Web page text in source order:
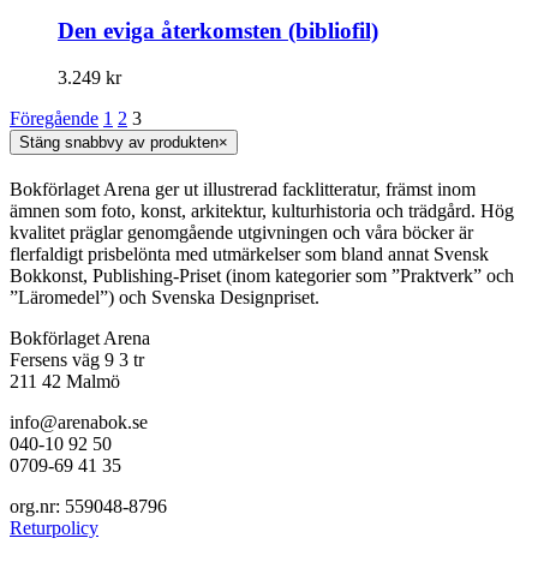
Den eviga återkomsten (bibliofil)
3.249 kr
Föregående 1 2 3
Stäng snabbvy av produkten×
Bokförlaget Arena ger ut illustrerad facklitteratur, främst inom
ämnen som foto, konst, arkitektur, kulturhistoria och trädgård. Hög
kvalitet präglar genomgående utgivningen och våra böcker är
flerfaldigt prisbelönta med utmärkelser som bland annat Svensk
Bokkonst, Publishing-Priset (inom kategorier som ”Praktverk” och
”Läromedel”) och Svenska Designpriset.
Bokförlaget Arena
Fersens väg 9 3 tr
211 42 Malmö
info@arenabok.se
040-10 92 50
0709-69 41 35
org.nr: 559048-8796
Returpolicy